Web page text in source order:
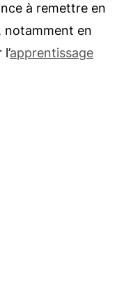
à remettre en
notamment en
apprentissage